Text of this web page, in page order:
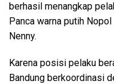
berhasil menangkap
Panca warna putih
Nenny.
Karena posisi pelaku
Bandung berkoordinasi